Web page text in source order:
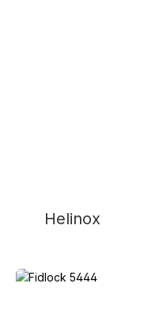
Helinox
Fidlock